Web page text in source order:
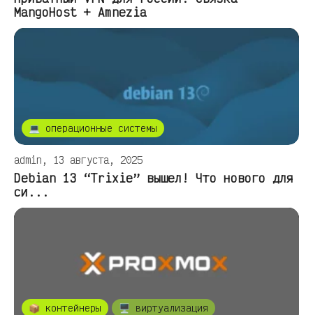
MangoHost + Amnezia
💻 операционные системы
admin, 13 августа, 2025
Debian 13 “Trixie” вышел! Что нового для
си...
📦 контейнеры 🖥️ виртуализация